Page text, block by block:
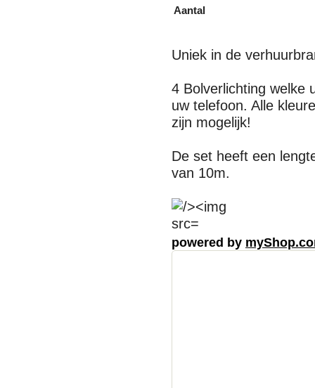
Aantal
Uniek in de
4 Bolverlichting welke
uw telefoon. Alle
zijn mogelijk!
De set heeft een
van 10m.
powered by